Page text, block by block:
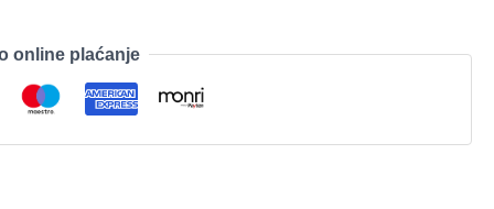
online plaćanje